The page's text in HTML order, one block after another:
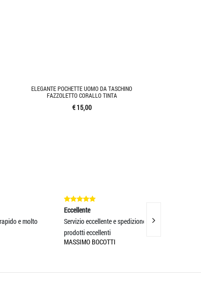
ELEGANTE POCHETTE UOMO DA TASCHINO
FAZZOLETTO CORALLO TINTA
€ 15,00
Servizio eccellente e spedizione rapida,
MASSIMO BOCOTTI
prodotti di ottima